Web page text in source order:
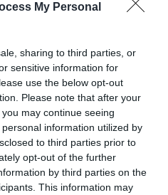
My Personal
sharing to third parties, or
sensitive information for
use the below opt-out
Please note that after your
may continue seeing
information utilized by
to third parties prior to
opt-out of the further
by third parties on the
This information may
του λαού από τον
σώμα δεν πρέπει να
με φόντο τον
«Πόλεμος» για τις